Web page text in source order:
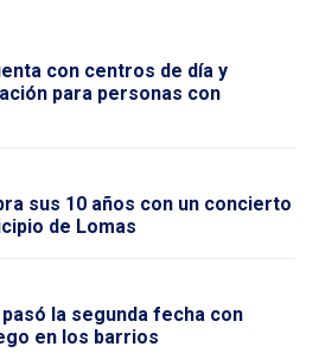
con centros de día y
para personas con
sus 10 años con un concierto
de Lomas
la segunda fecha con
en los barrios